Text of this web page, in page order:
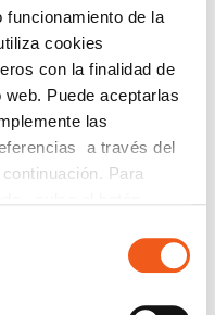
de la
cookies
con la finalidad de
Puede aceptarlas
las
a través del
Para
política de cookies
respuesta no
puede
para que